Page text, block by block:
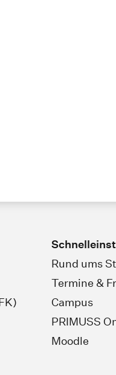
Rund ums
Termine &
Campus
PRIMUSS
Moodle